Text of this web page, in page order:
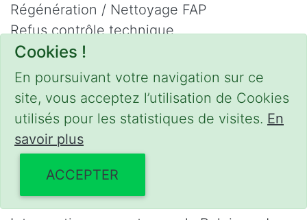
Cookies !
En poursuivant votre navigation sur ce
site, vous acceptez l’utilisation de Cookies
utilisés pour les statistiques de visites. En
savoir plus
ACCEPTER
Régénération / Nettoyage FAP
Refus contrôle technique
Adblue
Nettoyage Hydrogène
Contact
Phone : 0475 47 20 19
Email :mobilii@tcontact.me
Décalaminage & Régénération FAP à
domicile